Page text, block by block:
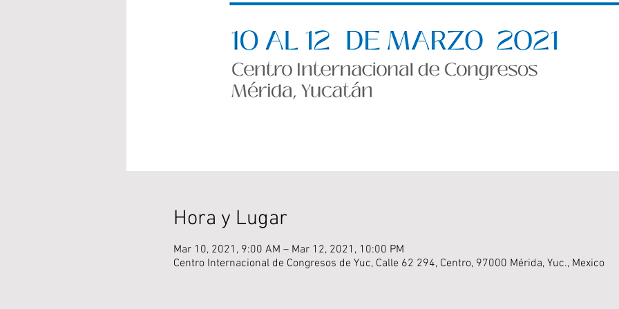
Hora y Lugar
Mar 10, 2021, 9:00 AM – Mar 12, 2021, 10:00 PM
Centro Internacional de Congresos de Yuc, Calle 62 294, Centro, 97000 Mérida, Yuc., Mexico